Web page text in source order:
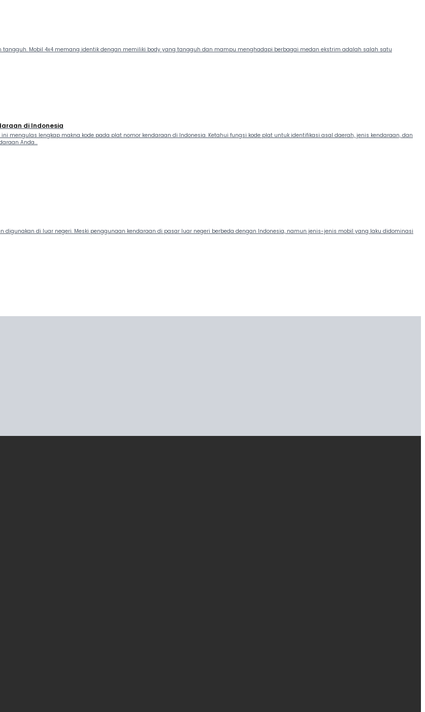
Mobil 4x4 memang identik dengan memiliki body yang tangguh dan mampu menghadapi berbagai medan ekstrim adalah salah satu
di Indonesia
mengulas lengkap makna kode pada plat nomor kendaraan di Indonesia. Ketahui fungsi kode plat untuk identifikasi asal daerah, jenis kendaraan, dan
Anda...
di luar negeri. Meski penggunaan kendaraan di pasar luar negeri berbeda dengan Indonesia, namun jenis-jenis mobil yang laku didominasi